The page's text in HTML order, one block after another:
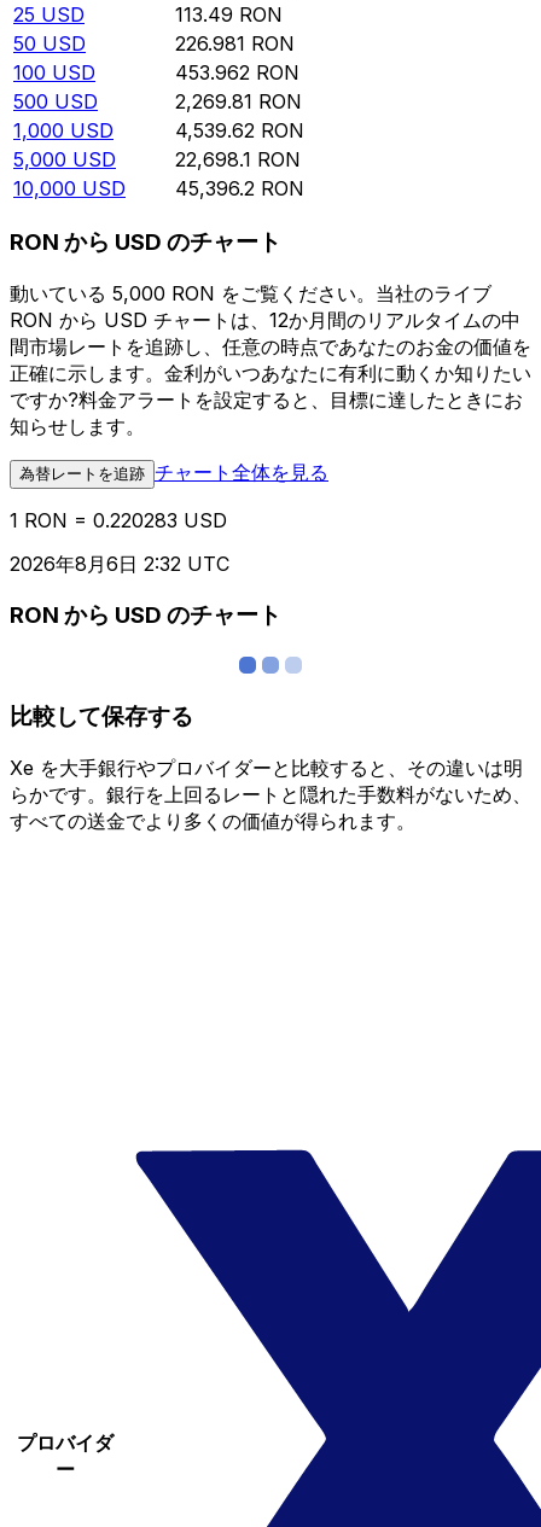
25 USD 113.49 RON
50 USD 226.981 RON
100 USD 453.962 RON
500 USD 2,269.81 RON
1,000 USD 4,539.62 RON
5,000 USD 22,698.1 RON
10,000 USD 45,396.2 RON
RON から USD のチャート
動いている 5,000 RON をご覧ください。当社のライブ
RON から USD チャートは、12か月間のリアルタイムの中
間市場レートを追跡し、任意の時点であなたのお金の価値を
正確に示します。金利がいつあなたに有利に動くか知りたい
ですか?料金アラートを設定すると、目標に達したときにお
知らせします。
為替レートを追跡 チャート全体を見る
1 RON = 0.220283 USD
2026年8月6日 2:32 UTC
RON から USD のチャート
比較して保存する
Xe を大手銀行やプロバイダーと比較すると、その違いは明
らかです。銀行を上回るレートと隠れた手数料がないため、
すべての送金でより多くの価値が得られます。
プロバイダ
ー